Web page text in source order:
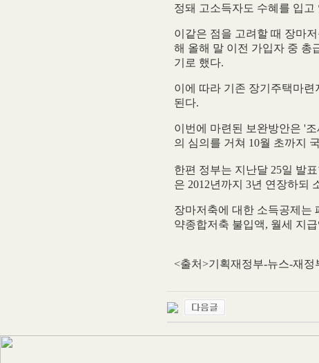
정돼 고소득자도 수혜를 입
이같은 점을 고려할 때 장마
해 올해 말 이전 가입자 중 총
기로 했다.
이에 따라 기존 장기주택마련
된다.
이번에 마련된 보완방안은 '
의 심의를 거쳐 10월 초까지
한편 정부는 지난달 25일 발
은 2012년까지 3년 연장하되
장마저축에 대한 소득공제는
약종합저축 불입액, 월세 지
<출처>기획재정부-뉴스-재정